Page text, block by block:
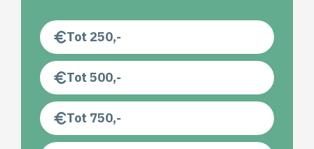
Tot 250,-
Tot 500,-
Tot 750,-